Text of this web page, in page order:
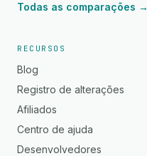
Todas as comparações →
RECURSOS
Blog
Registro de alterações
Afiliados
Centro de ajuda
Desenvolvedores